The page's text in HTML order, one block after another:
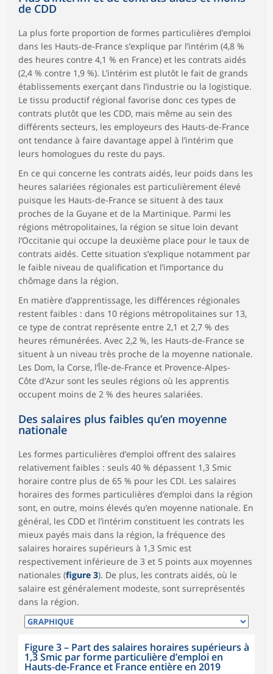
de CDD
La plus forte proportion de formes particulières d’emploi
dans les Hauts-de-France s’explique par l’intérim (4,8 %
des heures contre 4,1 % en France) et les contrats aidés
(2,4 % contre 1,9 %). L’intérim est plutôt le fait de grands
établissements exerçant dans l’industrie ou la logistique.
Le tissu productif régional favorise donc ces types de
contrats plutôt que les CDD, mais même au sein des
différents secteurs, les employeurs des Hauts-de-France
ont tendance à faire davantage appel à l’intérim que
leurs homologues du reste du pays.
En ce qui concerne les contrats aidés, leur poids dans les
heures salariées régionales est particulièrement élevé
puisque les Hauts-de-France se situent à des taux
proches de la Guyane et de la Martinique. Parmi les
régions métropolitaines, la région se situe loin devant
l’Occitanie qui occupe la deuxième place pour le taux de
contrats aidés. Cette situation s’explique notamment par
le faible niveau de qualification et l’importance du
chômage dans la région.
En matière d’apprentissage, les différences régionales
restent faibles : dans 10 régions métropolitaines sur 13,
ce type de contrat représente entre 2,1 et 2,7 % des
heures rémunérées. Avec 2,2 %, les Hauts-de-France se
situent à un niveau très proche de la moyenne nationale.
Les Dom, la Corse, l’Île-de-France et Provence-Alpes-
Côte d’Azur sont les seules régions où les apprentis
occupent moins de 2 % des heures salariées.
Des salaires plus faibles qu’en moyenne
nationale
Les formes particulières d’emploi offrent des salaires
relativement faibles : seuls 40 % dépassent 1,3 Smic
horaire contre plus de 65 % pour les CDI. Les salaires
horaires des formes particulières d’emploi dans la région
sont, en outre, moins élevés qu’en moyenne nationale. En
général, les CDD et l’intérim constituent les contrats les
mieux payés mais dans la région, la fréquence des
salaires horaires supérieurs à 1,3 Smic est
respectivement inférieure de 3 et 5 points aux moyennes
nationales (figure 3). De plus, les contrats aidés, où le
salaire est généralement modeste, sont surreprésentés
dans la région.
Figure 3– Part des salaires horaires supérieurs à
1,3 Smic par forme particulière d’emploi en
Hauts-de-France et France entière en 2019